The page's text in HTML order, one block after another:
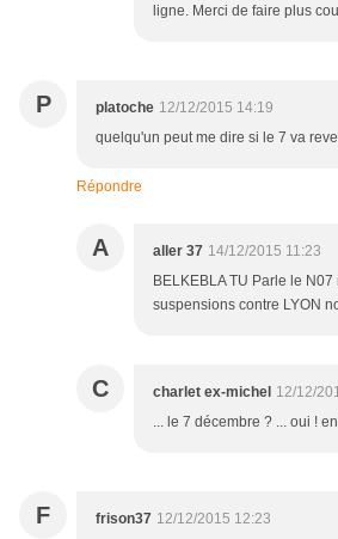
ligne. Merci de faire plus
P platoche 12/12/2015 14:19
quelqu'un peut me dire si le 7 va
Répondre
A aller 37 14/12/2015 11:23
BELKEBLA TU Parle le
suspensions contre LYON
C charlet ex-michel 12/12/
... le 7 décembre ? ... oui !
F frison37 12/12/2015 12:23